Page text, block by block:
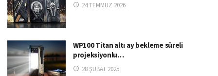
24 TEMMUZ 2026
WP100 Titan altı ay bekleme süreli
projeksiyonlu…
28 ŞUBAT 2025